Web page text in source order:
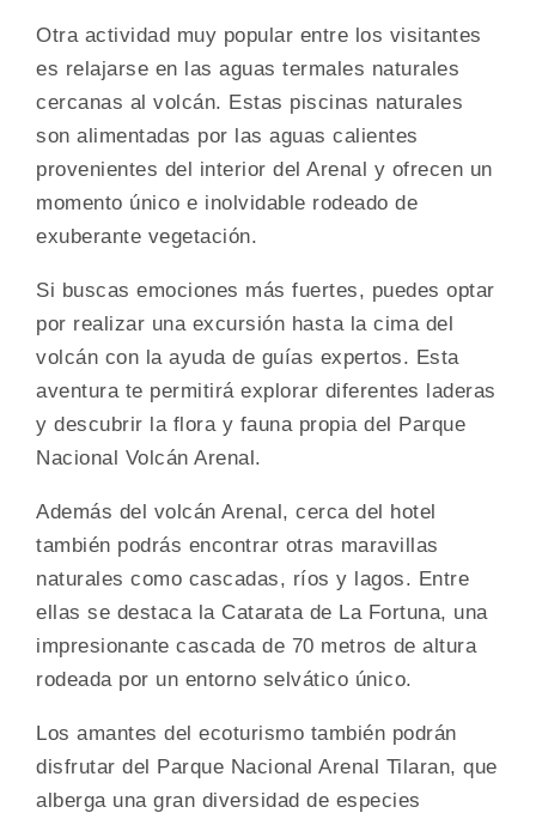
Otra actividad muy popular entre los visitantes
es relajarse en las aguas termales naturales
cercanas al volcán. Estas piscinas naturales
son alimentadas por las aguas calientes
provenientes del interior del Arenal y ofrecen un
momento único e inolvidable rodeado de
exuberante vegetación.
Si buscas emociones más fuertes, puedes optar
por realizar una excursión hasta la cima del
volcán con la ayuda de guías expertos. Esta
aventura te permitirá explorar diferentes laderas
y descubrir la flora y fauna propia del Parque
Nacional Volcán Arenal.
Además del volcán Arenal, cerca del hotel
también podrás encontrar otras maravillas
naturales como cascadas, ríos y lagos. Entre
ellas se destaca la Catarata de La Fortuna, una
impresionante cascada de 70 metros de altura
rodeada por un entorno selvático único.
Los amantes del ecoturismo también podrán
disfrutar del Parque Nacional Arenal Tilaran, que
alberga una gran diversidad de especies